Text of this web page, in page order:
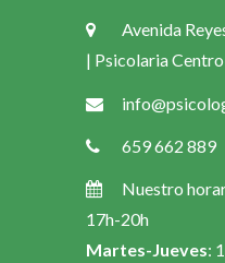
Avenida
| Psicolaria
659 662 889
Nuestro
17h-20h
Martes-Jueves: